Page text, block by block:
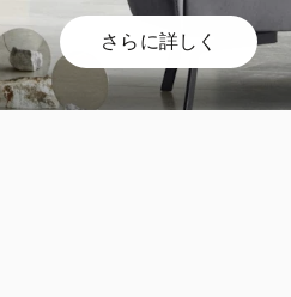
さらに詳しく